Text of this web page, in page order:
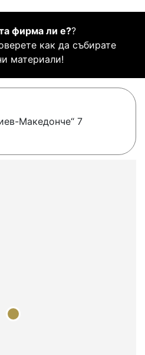
фирма ли е??
как да събирате
материали!
Македонче“ 7